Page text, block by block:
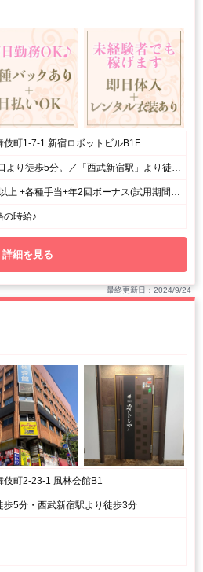
伎町1-7-1 新宿ロボットビルB1F
「JR新宿駅」東口より徒歩5分。／「西武新宿駅」より徒歩2分。
社員 月給36万円以上 +各種手当+年2回ボーナス(試用期間有) DJ、MC、大道具経験者歓迎!！ アルバイト 時給2000円（試用期間有）
の時給♪
詳細を見る
最終更新日：2024/9/24
伎町2-23-1 風林会館B1
歩5分・西武新宿駅より徒歩3分